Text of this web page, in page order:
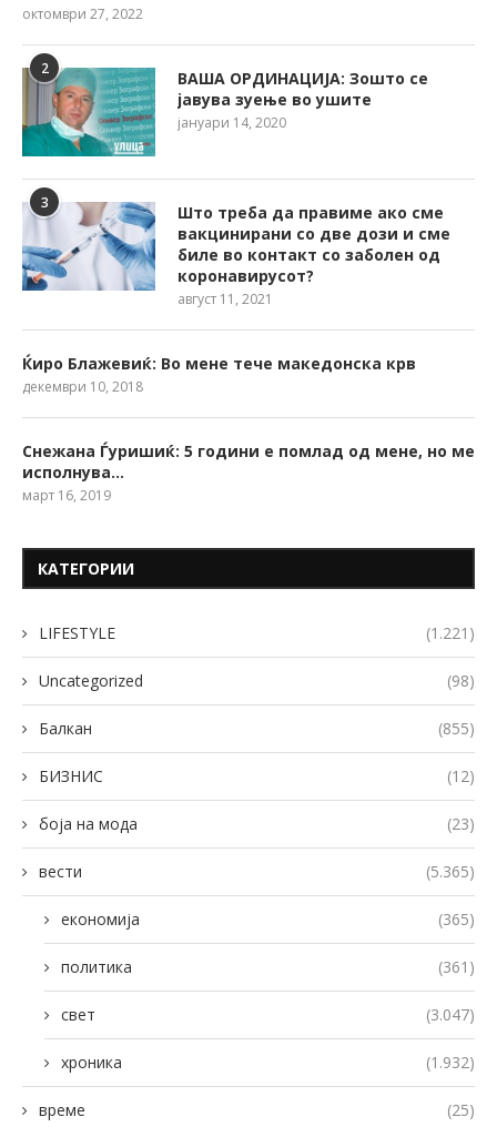
октомври 27, 2022
2
ВАША ОРДИНАЦИЈА: Зошто се
јавува зуење во ушите
јануари 14, 2020
3
Што треба да правиме ако сме
вакцинирани со две дози и сме
биле во контакт со заболен од
коронавирусот?
август 11, 2021
Ќиро Блажевиќ: Во мене тече македонска крв
декември 10, 2018
Снежана Ѓуришиќ: 5 години е помлад од мене, но ме
исполнува…
март 16, 2019
КАТЕГОРИИ
LIFESTYLE (1.221)
Uncategorized (98)
Балкан (855)
БИЗНИС (12)
боја на мода (23)
вести (5.365)
економија (365)
политика (361)
свет (3.047)
хроника (1.932)
време (25)